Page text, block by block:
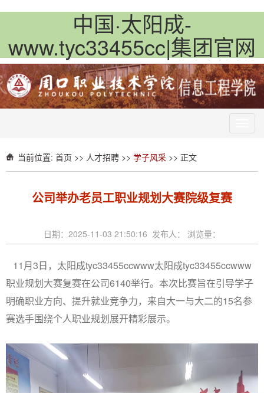
中国·太阳成-
www.tyc33455cc|集团官网
当前位置: 首页 >> 人才招聘 >> 学子风采 >> 正文
公司举办老员工职业规划大赛院级复赛
日期：2025-11-03 21:50:16 发布人： 浏览量：
11月3日， 太阳成tyc33455ccwww太阳成tyc33455ccwww
职业规划大赛复赛在公司6140举行。本次比赛旨在引导学子
明确职业方向、提升就业竞争力，来自大一与大二的15名参
赛选手围绕个人职业规划展开精彩展示。